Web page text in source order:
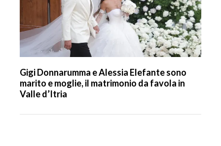
Gigi Donnarumma e Alessia Elefante sono
marito e moglie, il matrimonio da favola in
Valle d’Itria